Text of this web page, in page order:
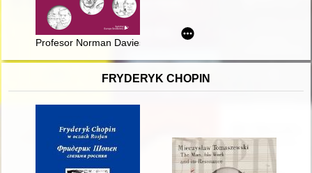
Profesor Norman Davies o Europie Środkowej
FRYDERYK CHOPIN